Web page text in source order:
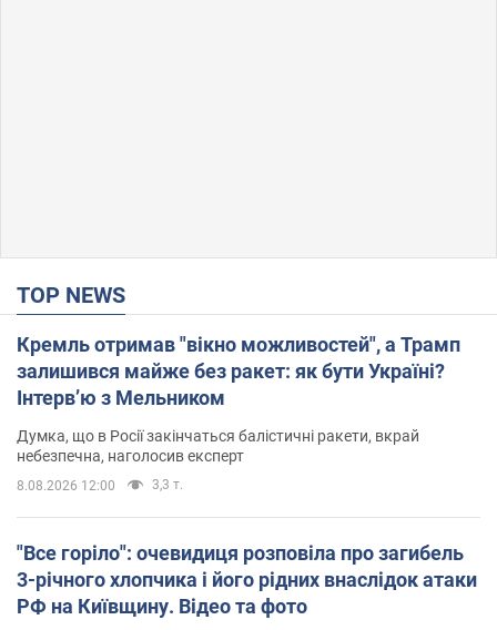
TOP NEWS
Кремль отримав "вікно можливостей", а Трамп
залишився майже без ракет: як бути Україні?
Інтерв’ю з Мельником
Думка, що в Росії закінчаться балістичні ракети, вкрай
небезпечна, наголосив експерт
8.08.2026 12:00 3,3 т.
"Все горіло": очевидиця розповіла про загибель
3-річного хлопчика і його рідних внаслідок атаки
РФ на Київщину. Відео та фото